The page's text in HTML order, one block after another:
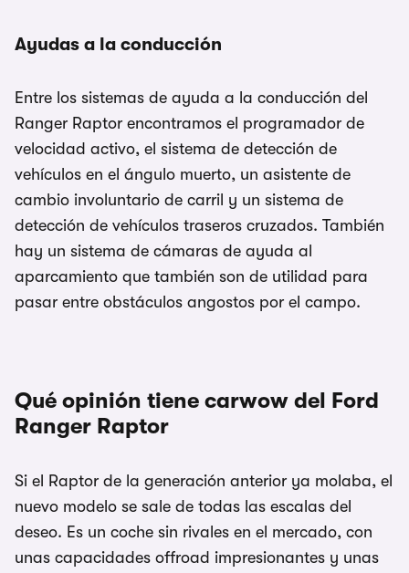
Ayudas a la conducción
Entre los sistemas de ayuda a la conducción del
Ranger Raptor encontramos el programador de
velocidad activo, el sistema de detección de
vehículos en el ángulo muerto, un asistente de
cambio involuntario de carril y un sistema de
detección de vehículos traseros cruzados. También
hay un sistema de cámaras de ayuda al
aparcamiento que también son de utilidad para
pasar entre obstáculos angostos por el campo.
Qué opinión tiene carwow del Ford
Ranger Raptor
Si el Raptor de la generación anterior ya molaba, el
nuevo modelo se sale de todas las escalas del
deseo. Es un coche sin rivales en el mercado, con
unas capacidades offroad impresionantes y unas